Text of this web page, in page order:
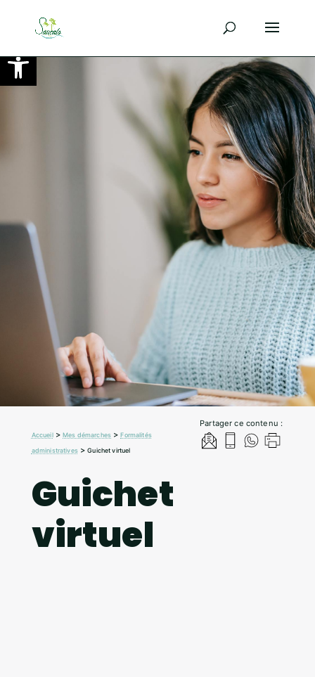
Ouvrir la barre d’outils
Partager ce contenu :
Accueil>Mes démarches >Formalités
administratives>Guichet virtuel
Guichet
virtuel